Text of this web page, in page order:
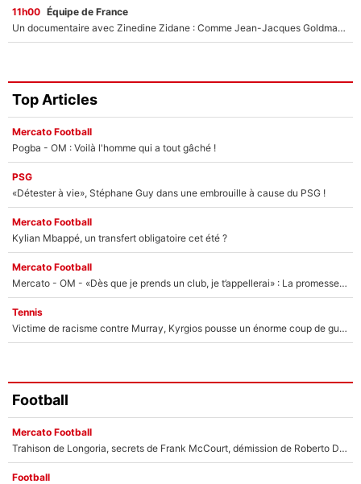
11h00 Équipe de France
Un documentaire avec Zinedine Zidane : Comme Jean-Jacques Goldman et Mylène Farmer, le nouveau sélectionneur de l'équipe de France a recalé une journaliste très connue
Top Articles
Mercato Football
Pogba - OM : Voilà l'homme qui a tout gâché !
PSG
«Détester à vie», Stéphane Guy dans une embrouille à cause du PSG !
Mercato Football
Kylian Mbappé, un transfert obligatoire cet été ?
Mercato Football
Mercato - OM - «Dès que je prends un club, je t’appellerai» : La promesse de Marcelino au moment de claquer la porte
Tennis
Victime de racisme contre Murray, Kyrgios pousse un énorme coup de gueule !
Football
Mercato Football
Trahison de Longoria, secrets de Frank McCourt, démission de Roberto De Zerbi : Medhi Benatia se lâche sur départ de l'OM et fait d'importantes révélations
Football